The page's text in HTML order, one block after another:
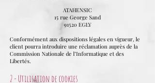
ATAHENSIC
15 rue George Sand
91520 EGLY
Conformément aux dispositions légales en vigueur, le
client pourra introduire une réclamation auprès de la
Commission Nationale de l’Informatique et des
Libertés.
2 - Utilisation de cookies